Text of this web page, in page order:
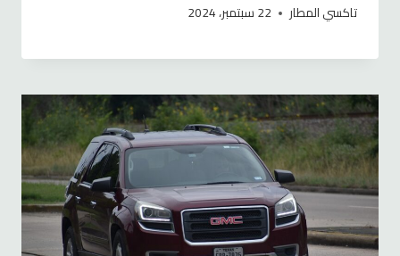
تاكسي المطار 22 سبتمبر، 2024